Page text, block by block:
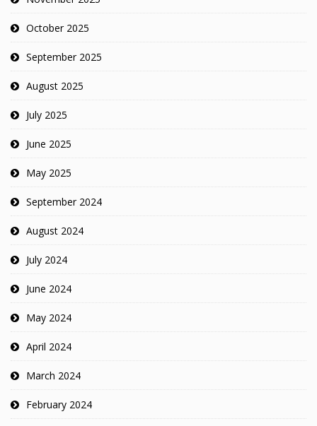
October 2025
September 2025
August 2025
July 2025
June 2025
May 2025
September 2024
August 2024
July 2024
June 2024
May 2024
April 2024
March 2024
February 2024